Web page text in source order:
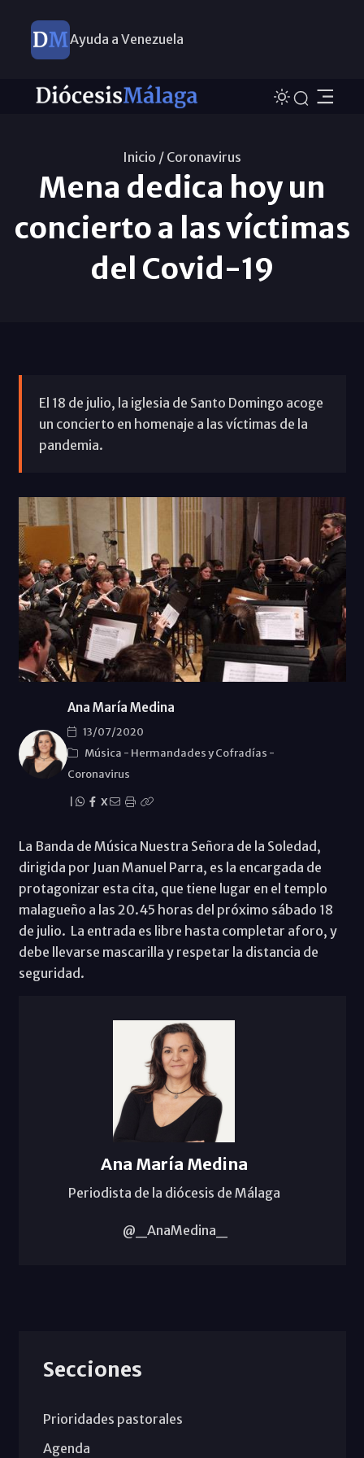
Ayuda a Venezuela
Inicio / Coronavirus
Mena dedica hoy un
concierto a las víctimas
del Covid-19
El 18 de julio, la iglesia de Santo Domingo acoge
un concierto en homenaje a las víctimas de la
pandemia.
Ana María Medina
13/07/2020
Música - Hermandades y Cofradías -
Coronavirus
X
La Banda de Música Nuestra Señora de la Soledad,
dirigida por Juan Manuel Parra, es la encargada de
protagonizar esta cita, que tiene lugar en el templo
malagueño a las 20.45 horas del próximo sábado 18
de julio. La entrada es libre hasta completar aforo, y
debe llevarse mascarilla y respetar la distancia de
seguridad.
Ana María Medina
Periodista de la diócesis de Málaga
@_AnaMedina_
Secciones
Prioridades pastorales
Agenda